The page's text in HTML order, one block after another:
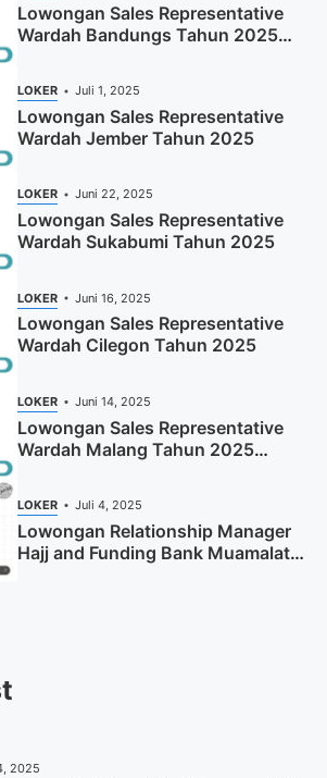
Lowongan Sales Representative
Wardah Bandungs Tahun 2025
LOKER Juli 1, 2025
Lowongan Sales Representative
Wardah Jember Tahun 2025
LOKER Juni 22, 2025
Lowongan Sales Representative
Wardah Sukabumi Tahun 2025
LOKER Juni 16, 2025
Lowongan Sales Representative
Wardah Cilegon Tahun 2025
LOKER Juni 14, 2025
Lowongan Sales Representative
Wardah Malang Tahun 2025
LOKER Juli 4, 2025
Lowongan Relationship Manager
Hajj and Funding Bank Muamalat
2025